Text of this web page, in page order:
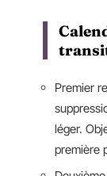
Premier
léger.
première